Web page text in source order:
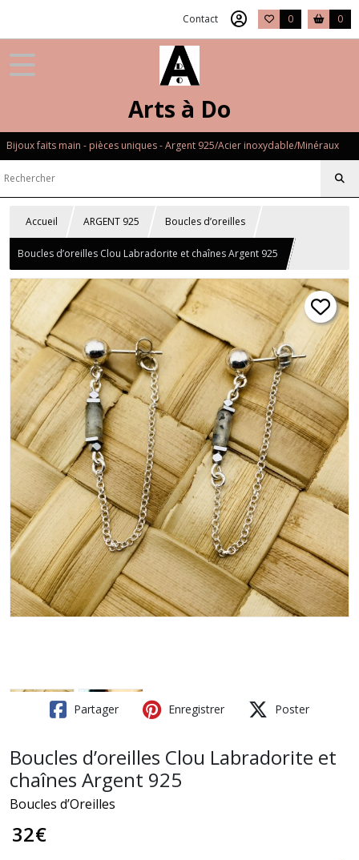
Contact 0 0
Arts à Do
Bijoux faits main - pièces uniques - Argent 925/Acier inoxydable/Minéraux
Accueil ARGENT 925 Boucles d’oreilles
Boucles d’oreilles Clou Labradorite et chaînes Argent 925
Partager Enregistrer Poster
Boucles d’oreilles Clou Labradorite et
chaînes Argent 925
Boucles d’Oreilles
32€